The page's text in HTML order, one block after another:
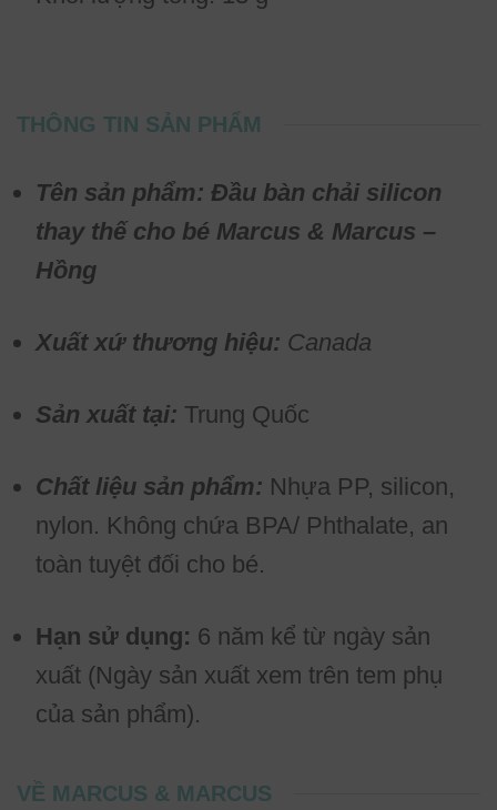
THÔNG TIN SẢN PHẨM
Tên sản phẩm: Đầu bàn chải silicon
thay thế cho bé Marcus & Marcus –
Hồng
Xuất xứ thương hiệu: Canada
Sản xuất tại: Trung Quốc
Chất liệu sản phẩm: Nhựa PP, silicon,
nylon. Không chứa BPA/ Phthalate, an
toàn tuyệt đối cho bé.
Hạn sử dụng: 6 năm kể từ ngày sản
xuất (Ngày sản xuất xem trên tem phụ
của sản phẩm).
VỀ MARCUS & MARCUS